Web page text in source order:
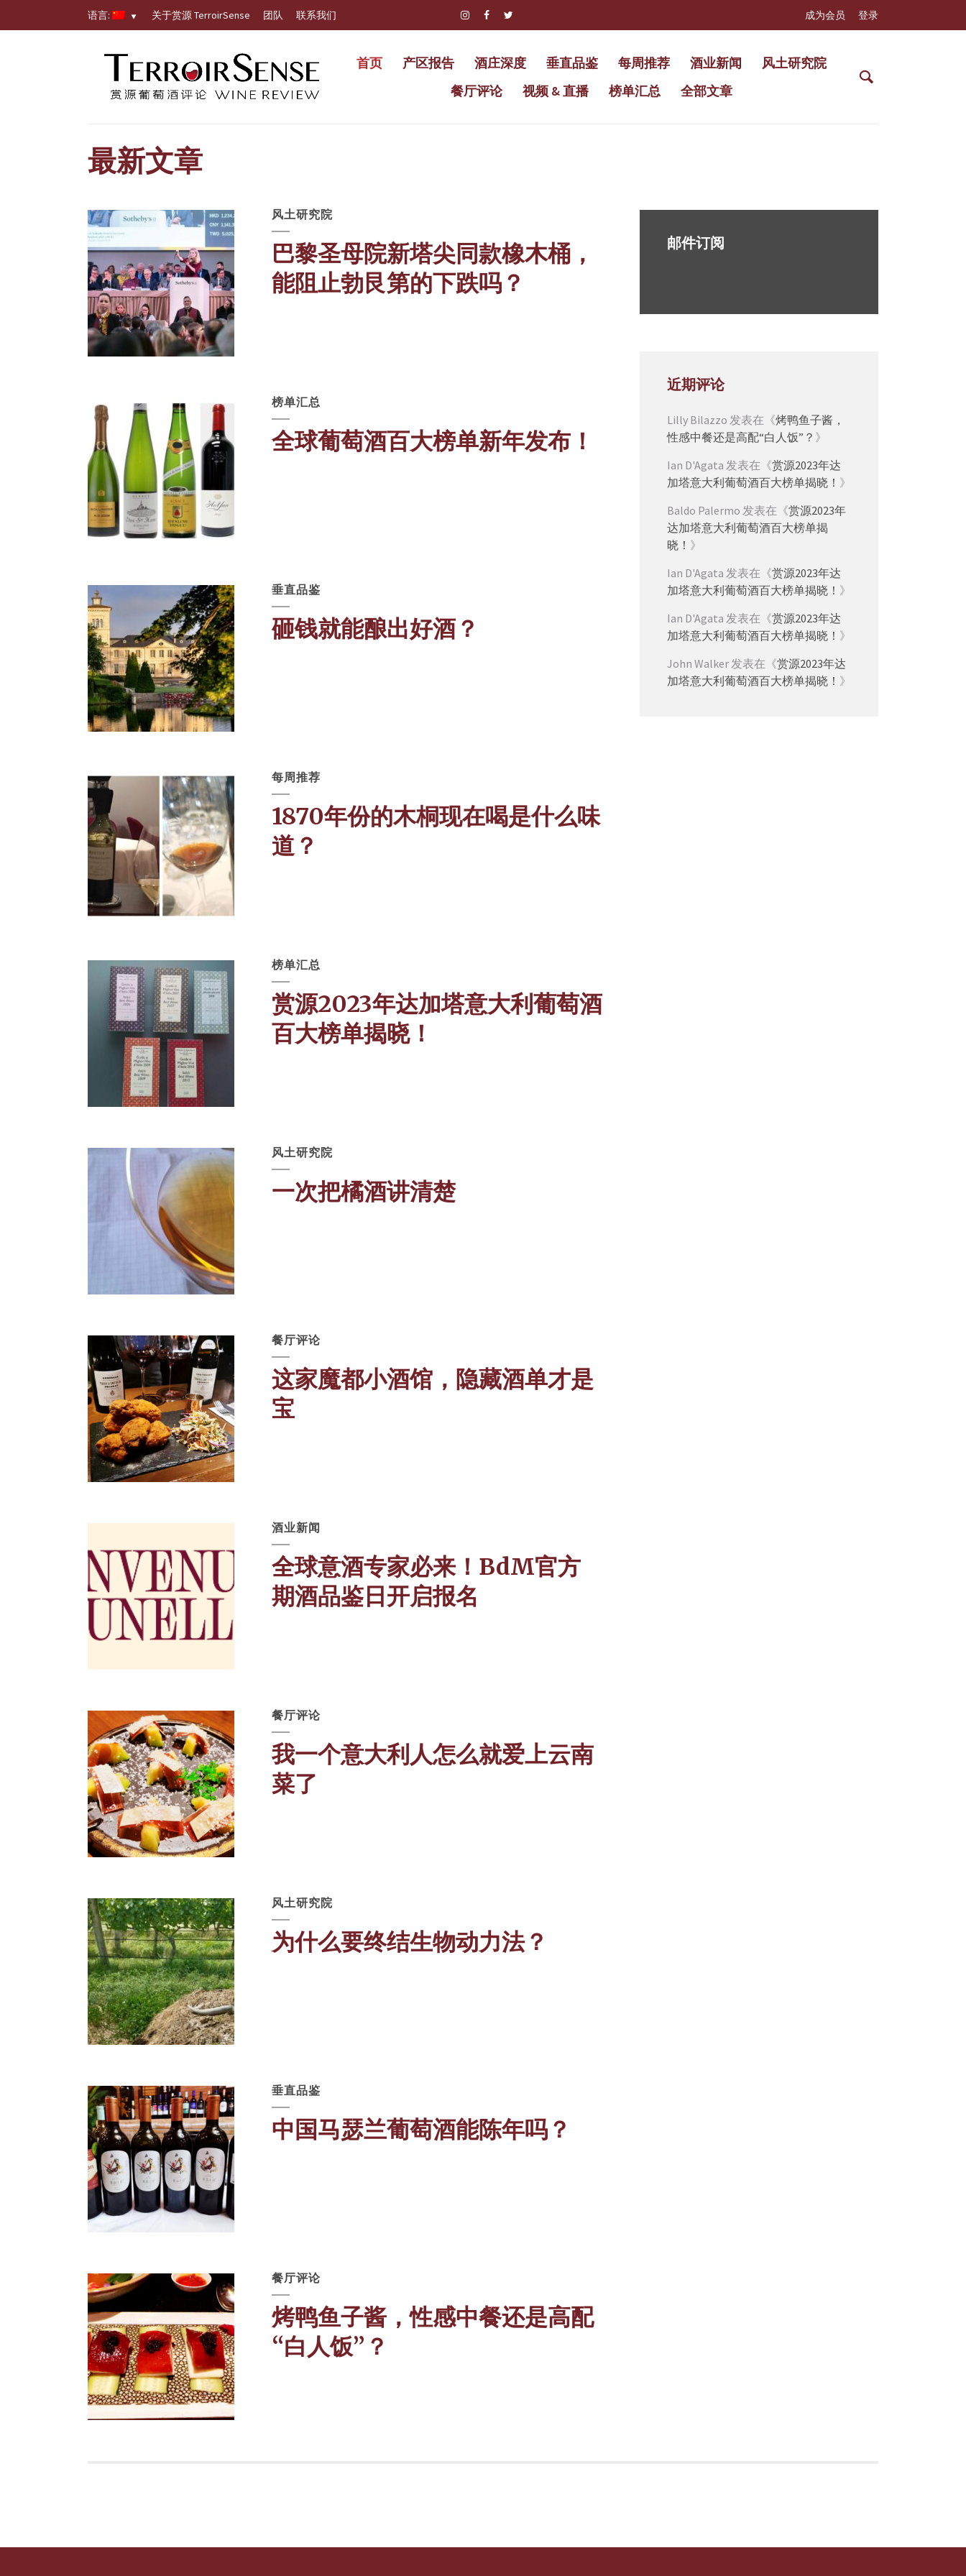
语言: 关于赏源 TerroirSense 团队 联系我们 成为会员 登录
首页 产区报告 酒庄深度 垂直品鉴 每周推荐 酒业新闻
风土研究院
餐厅评论
视频 & 直播 榜单汇总 全部文章
最新文章
风土研究院
巴黎圣母院新塔尖同款橡木桶，
能阻止勃艮第的下跌吗？
榜单汇总
全球葡萄酒百大榜单新年发布！
垂直品鉴
砸钱就能酿出好酒？
每周推荐
1870年份的木桐现在喝是什么味
道？
榜单汇总
赏源2023年达加塔意大利葡萄酒
百大榜单揭晓！
风土研究院
一次把橘酒讲清楚
餐厅评论
这家魔都小酒馆，隐藏酒单才是
宝
酒业新闻
全球意酒专家必来！BdM官方
期酒品鉴日开启报名
餐厅评论
我一个意大利人怎么就爱上云南
菜了
风土研究院
为什么要终结生物动力法？
垂直品鉴
中国马瑟兰葡萄酒能陈年吗？
餐厅评论
烤鸭鱼子酱，性感中餐还是高配
“白人饭”？
邮件订阅
近期评论
Lilly Bilazzo 发表在《烤鸭鱼子酱，
性感中餐还是高配“白人饭”？ 》
Ian D'Agata 发表在《赏源2023年达
加塔意大利葡萄酒百大榜单揭晓！ 》
Baldo Palermo 发表在《赏源2023年
达加塔意大利葡萄酒百大榜单揭
晓！ 》
Ian D'Agata 发表在《赏源2023年达
加塔意大利葡萄酒百大榜单揭晓！ 》
Ian D'Agata 发表在《赏源2023年达
加塔意大利葡萄酒百大榜单揭晓！ 》
John Walker发表在《赏源2023年达
加塔意大利葡萄酒百大榜单揭晓！ 》